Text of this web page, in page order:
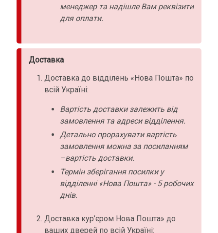
менеджер та надішле Вам реквізити
для оплати.
Доставка
Доставка до відділень «Нова Пошта» по
всій Україні:
Вартість доставки залежить від
замовлення та адреси відділення.
Детально прорахувати вартість
замовлення можна за посиланням
–вартість доставки.
Термін зберігання посилки у
відділенні «Нова Пошта» - 5 робочих
днів.
Доставка кур’єром Нова Пошта» до
ваших дверей по всій Україні: